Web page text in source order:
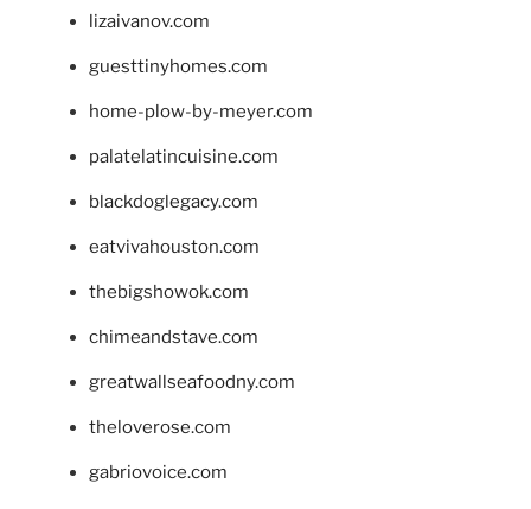
lizaivanov.com
guesttinyhomes.com
home-plow-by-meyer.com
palatelatincuisine.com
blackdoglegacy.com
eatvivahouston.com
thebigshowok.com
chimeandstave.com
greatwallseafoodny.com
theloverose.com
gabriovoice.com